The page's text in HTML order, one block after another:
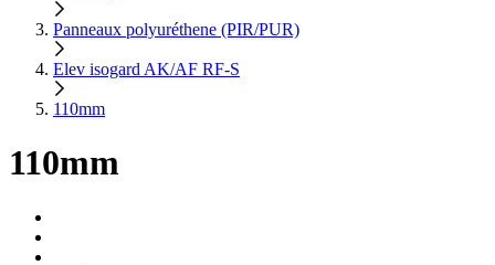
Panneaux polyuréthene (PIR/PUR)
Elev isogard AK/AF RF-S
110mm
110mm